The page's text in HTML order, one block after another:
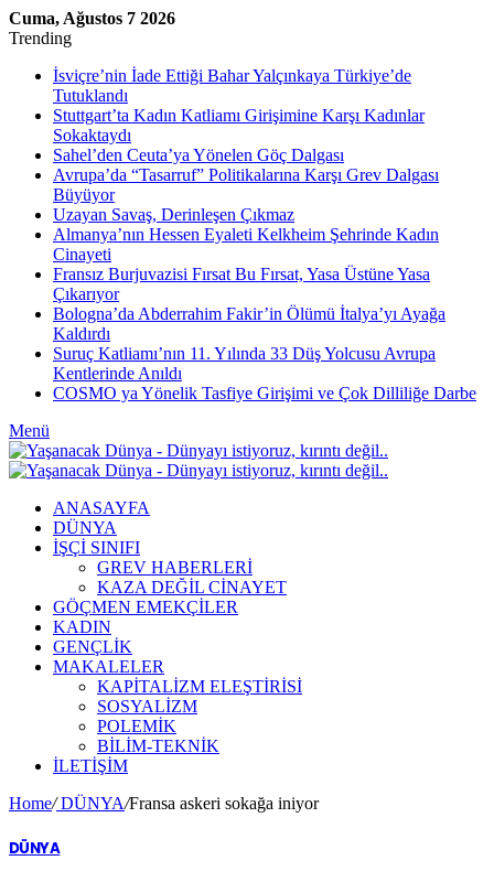
Cuma, Ağustos 7 2026
Trending
İsviçre’nin İade Ettiği Bahar Yalçınkaya Türkiye’de
Tutuklandı
Stuttgart’ta Kadın Katliamı Girişimine Karşı Kadınlar
Sokaktaydı
Sahel’den Ceuta’ya Yönelen Göç Dalgası
Avrupa’da “Tasarruf” Politikalarına Karşı Grev Dalgası
Büyüyor
Uzayan Savaş, Derinleşen Çıkmaz
Almanya’nın Hessen Eyaleti Kelkheim Şehrinde Kadın
Cinayeti
Fransız Burjuvazisi Fırsat Bu Fırsat, Yasa Üstüne Yasa
Çıkarıyor
Bologna’da Abderrahim Fakir’in Ölümü İtalya’yı Ayağa
Kaldırdı
Suruç Katliamı’nın 11. Yılında 33 Düş Yolcusu Avrupa
Kentlerinde Anıldı
COSMO ya Yönelik Tasfiye Girişimi ve Çok Dilliliğe Darbe
Menü
ANASAYFA
DÜNYA
İŞÇİ SINIFI
GREV HABERLERİ
KAZA DEĞİL CİNAYET
GÖÇMEN EMEKÇİLER
KADIN
GENÇLİK
MAKALELER
KAPİTALİZM ELEŞTİRİSİ
SOSYALİZM
POLEMİK
BİLİM-TEKNİK
ILETIŞIM
Home/DÜNYA/Fransa askeri sokağa iniyor
DÜNYA